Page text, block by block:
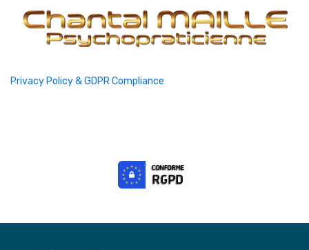
Privacy Policy & GDPR Compliance